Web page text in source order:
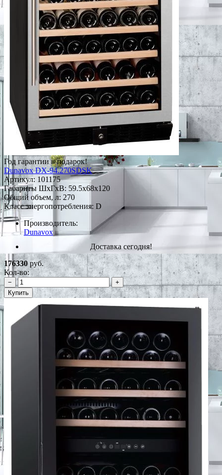
Год гарантии в подарок!
Dunavox DX-94.270SDSK
Артикул: 101175
Габариты ШxГxВ: 59.5x68x120
Общий объем, л: 270
Класс энергопотребления: D
Производитель:
Dunavox
Доставка сегодня!
176330руб.
Кол-во:
−
+
Купить